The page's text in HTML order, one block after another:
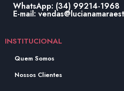
WhatsApp: (34) 99214-1968
E-mail:
INSTITUCIONAL
Quem Somos
Nossos Clientes